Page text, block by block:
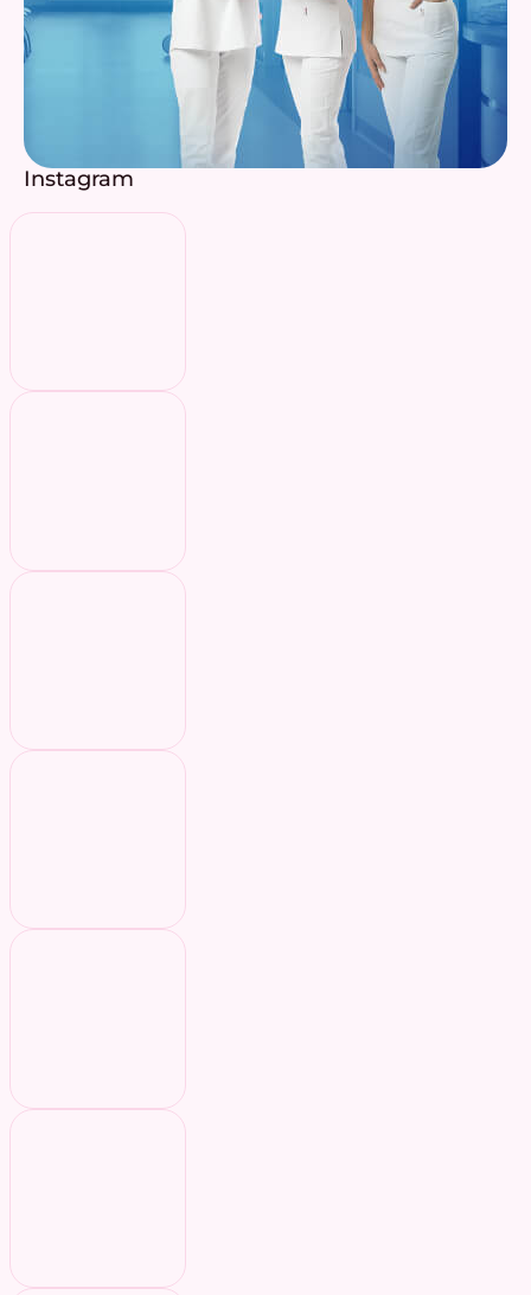
Instagram